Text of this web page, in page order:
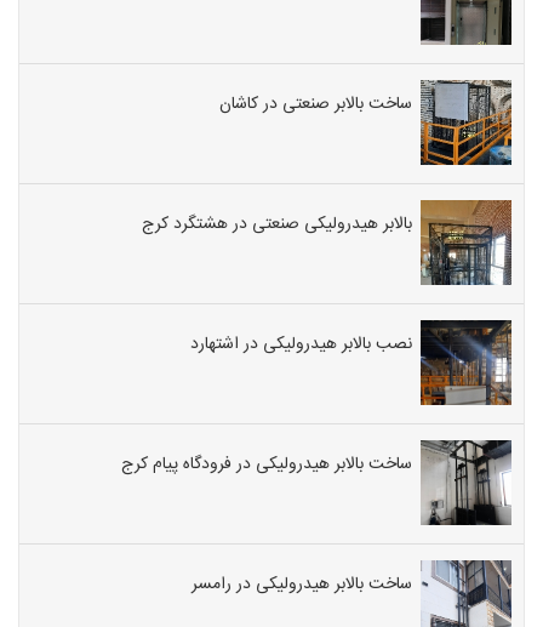
ساخت بالابر صنعتی در کاشان
بالابر هیدرولیکی صنعتی در هشتگرد کرج
نصب بالابر هیدرولیکی در اشتهارد
ساخت بالابر هیدرولیکی در فرودگاه پیام کرج
ساخت بالابر هیدرولیکی در رامسر